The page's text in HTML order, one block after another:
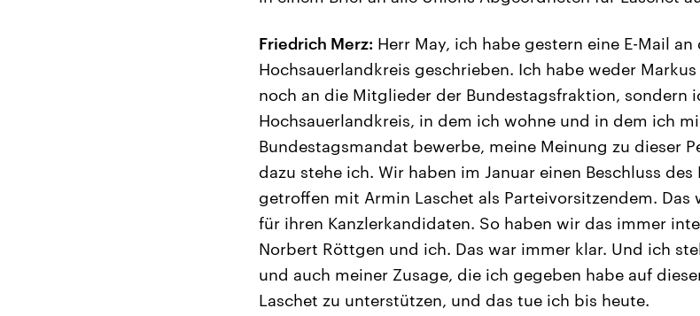
Friedrich Merz: Herr May, ich habe gestern eine E-Mail
Hochsauerlandkreis geschrieben. Ich habe weder
noch an die Mitglieder der Bundestagsfraktion, sondern
Hochsauerlandkreis, in dem ich wohne und in dem ich
Bundestagsmandat bewerbe, meine Meinung zu dieser
dazu stehe ich. Wir haben im Januar einen Beschluss
getroffen mit Armin Laschet als Parteivorsitzendem. Das
für ihren Kanzlerkandidaten. So haben wir das immer
Norbert Röttgen und ich. Das war immer klar. Und ich
und auch meiner Zusage, die ich gegeben habe auf
Laschet zu unterstützen, und das tue ich bis heute.